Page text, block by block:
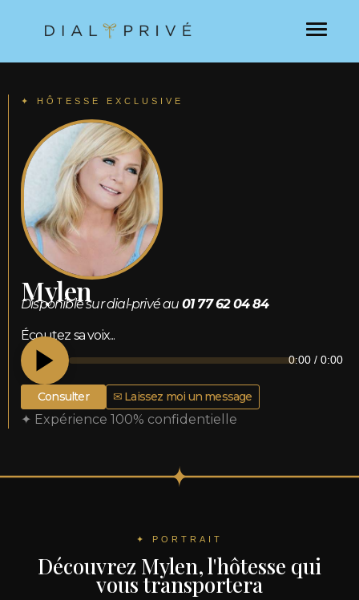
✦ HÔTESSE EXCLUSIVE
Mylen
Disponible sur dial-privé au 01 77 62 04 84
Écoutez sa voix...
0:00 / 0:00
Consulter ✉ Laissez moi un message
✦ Expérience 100% confidentielle
✦ PORTRAIT
Découvrez Mylen, l'hôtesse qui
vous transportera